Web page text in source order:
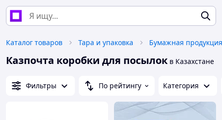
Каталог товаров Тара и упаковка Бумажная
Казпочта коробки для посылок в Казахстане
Фильтры По рейтингу Категория